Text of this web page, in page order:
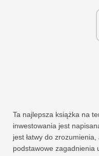
Ta najlepsza książka na
inwestowania jest
jest łatwy do
podstawowe zagadnienia